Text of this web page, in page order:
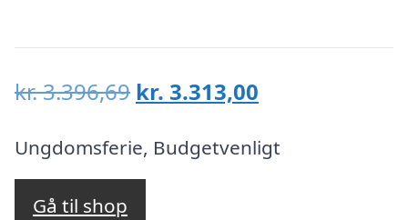
kr.3.396,69 Den
pris
var:
kr. 3.313,00
pris
Ungdomsferie, Budgetvenligt
Gå til shop